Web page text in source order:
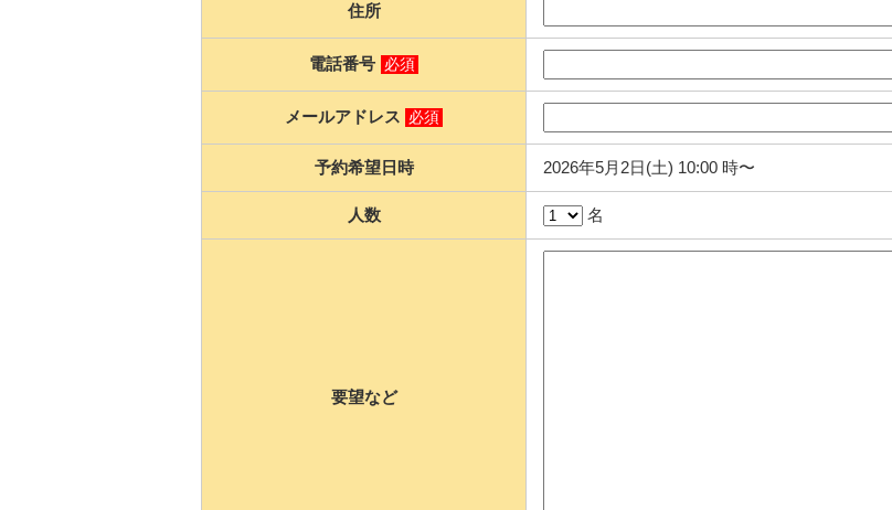
住所
電話番号 必須
メールアドレス 必須
予約希望日時 2026年5月2日(土) 10:00 時〜
人数 名
要望など